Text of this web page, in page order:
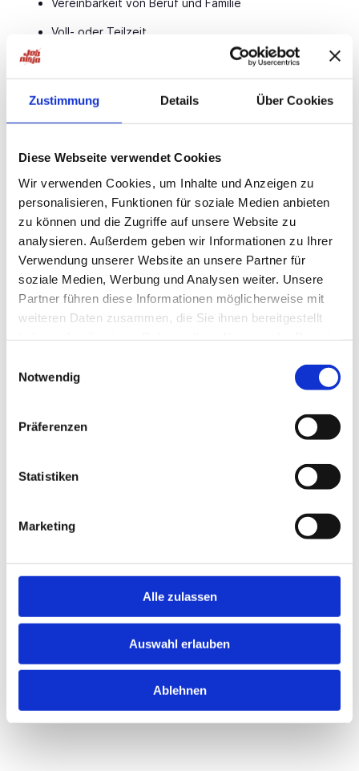
Zustimmung Details Über Cookies
Diese Webseite verwendet Cookies
Wir verwenden Cookies, um Inhalte und Anzeigen zu
personalisieren, Funktionen für soziale Medien anbieten
zu können und die Zugriffe auf unsere Website zu
analysieren. Außerdem geben wir Informationen zu Ihrer
Verwendung unserer Website an unsere Partner für
soziale Medien, Werbung und Analysen weiter. Unsere
Partner führen diese Informationen möglicherweise mit
weiteren Daten zusammen, die Sie ihnen bereitgestellt
Notwendig
Präferenzen
Statistiken
Marketing
Alle zulassen
Auswahl erlauben
Ablehnen
Vereinbarkeit von Beruf und Familie
Voll- oder Teilzeit
Verantwortungsvolle und vielseitige Tätigkeit
sowie ein erfahrenes Team
1 Tag Video-Konsil aus dem Homeoffice
Durchführung der Sprechstunde vor Ort
Allgemeine fachärztliche Tätigkeiten
Ihr Profil
Verantwortungsbewusstsein, Teamgeist und soziale
Kompetenz
Hohes Maß an Sorgfalt, hohe Einsatzbereitschaft
sowie Empathie den Patienten/-innen gegenüber
Merken
Standort:Berlin